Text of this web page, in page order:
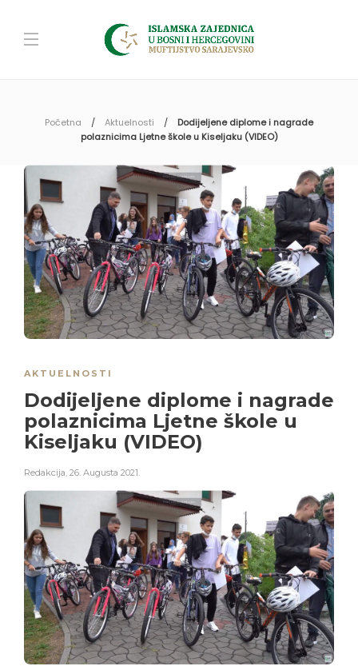
Početna Aktuelnosti
Dodijeljene diplome i nagrade
polaznicima Ljetne škole u Kiseljaku (VIDEO)
AKTUELNOSTI
Dodijeljene diplome i nagrade
polaznicima Ljetne škole u
Kiseljaku (VIDEO)
Redakcija, 26. Augusta 2021.